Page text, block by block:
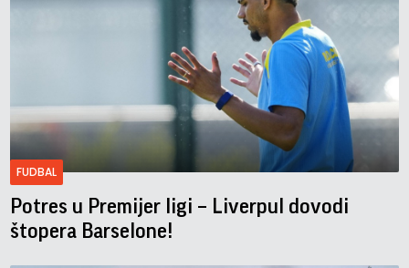
FUDBAL
Potres u Premijer ligi – Liverpul dovodi
štopera Barselone!